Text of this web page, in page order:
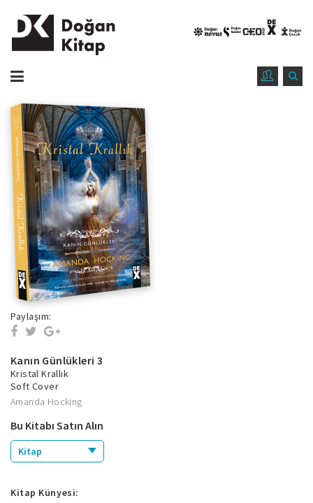
Paylaşım:
Kanın Günlükleri 3
Kristal Krallık
Soft Cover
Amanda Hocking
Bu Kitabı Satın Alın
Kitap
Kitap Künyesi: